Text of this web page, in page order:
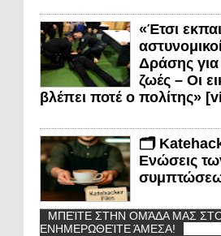
«Έτσι
Δράσης
ζωές – Οι
βλέπει ποτέ ο πολίτης»
🗂️
Ενώσεις
ΜΠΕΊΤΕ ΣΤΗΝ ΟΜΆΔΑ ΜΑΣ ΣΤΟ
ΕΝΗΜΕΡΩΘΕΊΤΕ ΆΜΕΣΑ!